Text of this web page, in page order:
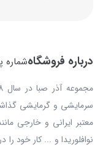
درباره فروشگاهشماره
سرمایشی و گرمایشی
معتبر ایرانی و خارجی
نوافلوریدا و ... کار